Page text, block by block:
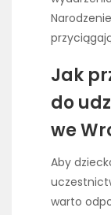
Jak
do
we
Aby
warto